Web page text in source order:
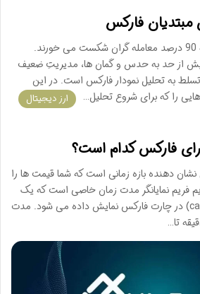
مبتدیان فارکس
سوابق حاکی از آن است که 90 درصد معامله گران شکست می خورند.
از حد به حدس و گمان ها، مدیریتِ ضعیف
به تحلیل نمودار فارکس است. در این
را که برای شروع تحلیل…
ارز دیجیتال
فارکس کدام است؟
نشان دهنده بازه زمانی است که شما قیمت ها را
فریم نمایانگر مدت زمان خاصی است که یک
شمع یا میشین (candlestick) در چارت فارکس نمایش داده می شود. مدت
تا…